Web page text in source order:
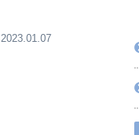
2023.01.07